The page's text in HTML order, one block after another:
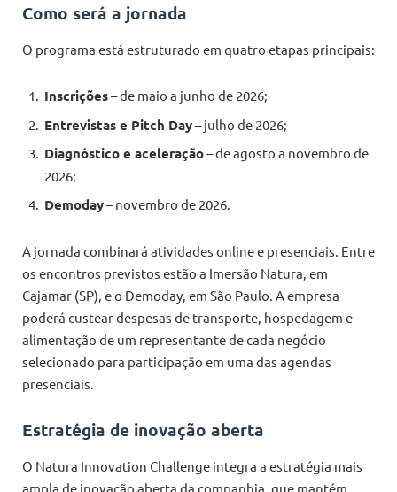
Como será a jornada
O programa está estruturado em quatro etapas principais:
Inscrições– de maio a junho de 2026;
Entrevistas e Pitch Day– julho de 2026;
Diagnóstico e aceleração– de agosto a novembro de
2026;
Demoday– novembro de 2026.
A jornada combinará atividades online e presenciais. Entre
os encontros previstos estão a Imersão Natura, em
Cajamar (SP), e o Demoday, em São Paulo. A empresa
poderá custear despesas de transporte, hospedagem e
alimentação de um representante de cada negócio
selecionado para participação em uma das agendas
presenciais.
Estratégia de inovação aberta
O Natura Innovation Challenge integra a estratégia mais
ampla de inovação aberta da companhia, que mantém